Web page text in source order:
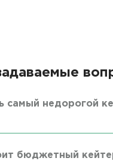
самый недорогой
бюджетный